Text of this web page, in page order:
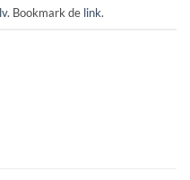
. Bookmark de link.